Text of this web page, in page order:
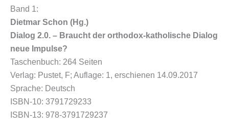
Band 1:
Dietmar Schon (Hg.)
Dialog 2.0. – Braucht der orthodox-katholische Dialog
neue Impulse?
Taschenbuch: 264 Seiten
Verlag: Pustet, F; Auflage: 1, erschienen 14.09.2017
Sprache: Deutsch
ISBN-10: 3791729233
ISBN-13: 978-3791729237